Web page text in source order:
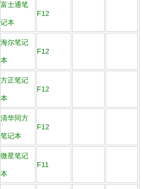
富士通笔
记本
F12
海尔笔记
本
F12
方正笔记
本
F12
清华同方
笔记本
F12
微星笔记
本
F11